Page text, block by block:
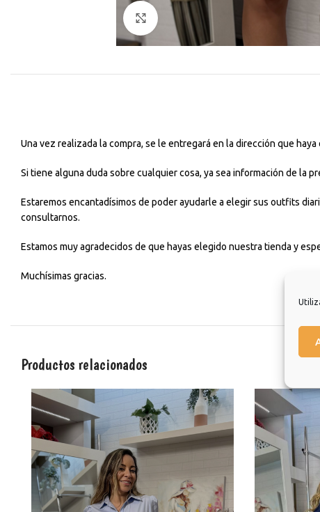
Haga Click para agrandar
Una vez realizada la compra, se le entregará en la dirección que
Si tiene alguna duda sobre cualquier cosa, ya sea información de la
Estaremos encantadísimos de poder ayudarle a elegir sus outfits
consultarnos.
Estamos muy agradecidos de que hayas elegido nuestra tienda y
Muchísimas gracias.
Productos relacionados